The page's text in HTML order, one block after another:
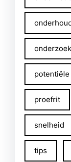
onderzoek
proefrit
snelheid
tips